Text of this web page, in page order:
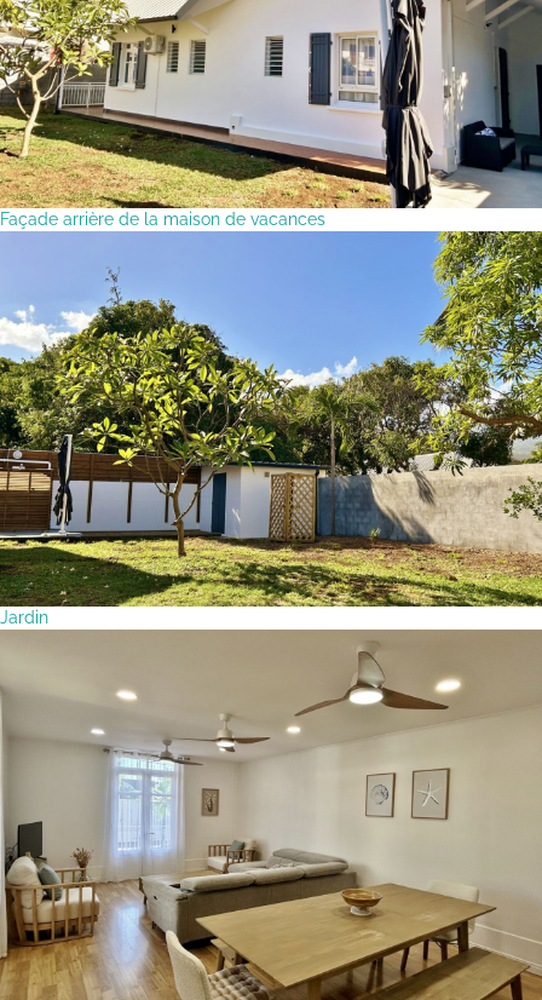
Façade arrière de la maison de vacances
Jardin